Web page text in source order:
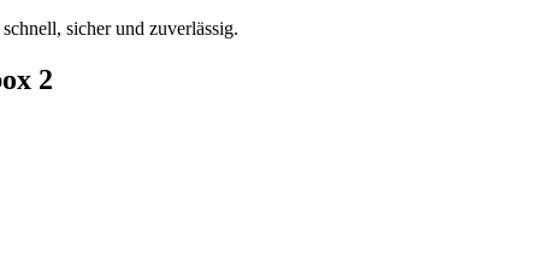
schnell, sicher und zuverlässig.
2